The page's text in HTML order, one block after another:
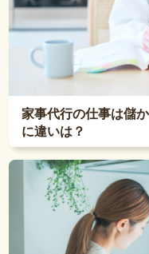
家事代行の仕事は儲
に違いは？